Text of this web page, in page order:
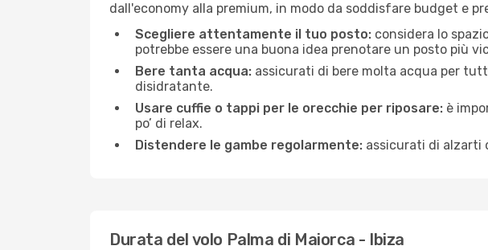
dall'economy alla premium, in modo da soddisfare budget e
Scegliere attentamente il tuo posto: considera lo
potrebbe essere una buona idea prenotare un posto più
Bere tanta acqua: assicurati di bere molta acqua per
disidratante.
Usare cuffie o tappi per le orecchie per riposare: è
po’ di relax.
Distendere le gambe regolarmente: assicurati di alzarti
Durata del volo Palma di Maiorca - Ibiza